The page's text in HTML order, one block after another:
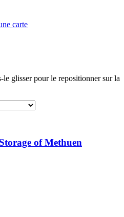
carte
glisser pour le repositionner sur la
of Methuen